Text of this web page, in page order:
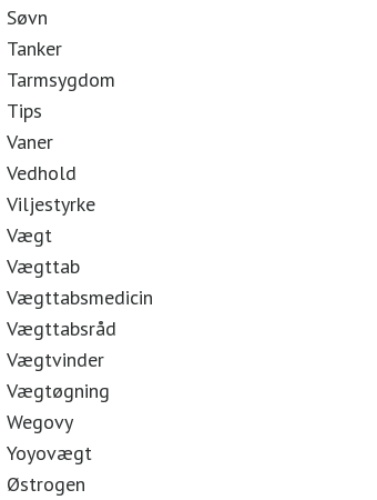
Søvn
Tanker
Tarmsygdom
Tips
Vaner
Vedhold
Viljestyrke
Vægt
Vægttab
Vægttabsmedicin
Vægttabsråd
Vægtvinder
Vægtøgning
Wegovy
Yoyovægt
Østrogen